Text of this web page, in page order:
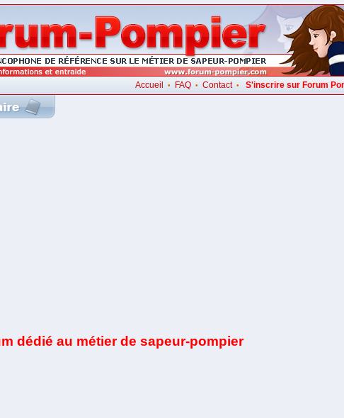
Accueil • FAQ• Contact• S'inscrire sur Forum
dédié au métier de sapeur-pompier